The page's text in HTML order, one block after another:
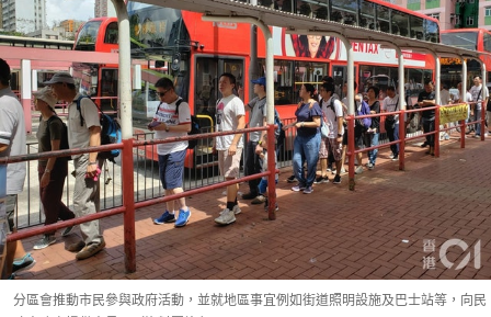
分區會推動市民參與政府活動，並就地區事宜例如街道照明設施及巴士站等，向民